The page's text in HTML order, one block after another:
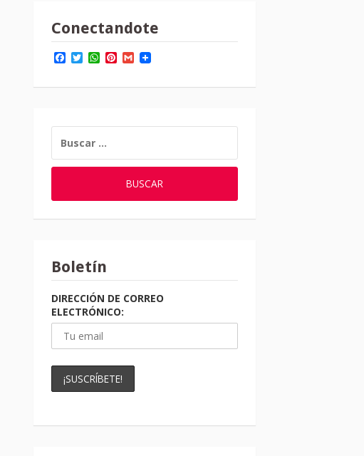
Conectandote
Facebook
TwitterWhatsApp
Pinterest
Gmail
Boletín
DIRECCIÓN DE CORREO
ELECTRÓNICO: